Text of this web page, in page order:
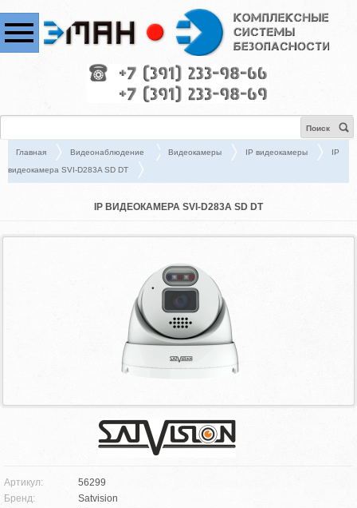
Поиск
Главная Видеонаблюдение Видеокамеры IP видеокамеры
IP
видеокамера SVI-D283A SD DT
IP ВИДЕОКАМЕРА SVI-D283A SD DT
Артикул:
56299
Бренд:
Satvision